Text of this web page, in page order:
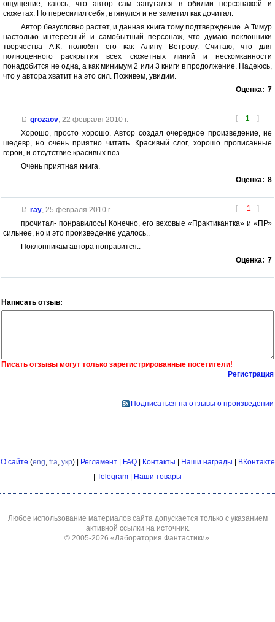
ощущение, каюсь, что автор сам запутался в обилии персонажей и
сюжетах. Но пересилил себя, втянулся и не заметил как дочитал.
Автор безусловно растет, и данная книга тому подтверждение. А Тимур
настолько интересный и самобытный персонаж, что думаю поклонники
творчества А.К. полюбят его как Алину Ветрову. Считаю, что для
полноценного раскрытия всех сюжетных линий и нескомканности
понадобится не одна, а как минимум 2 или 3 книги в продолжение. Надеюсь,
что у автора хватит на это сил. Поживем, увидим.
Оценка: 7
[ 1 ]
grozaov, 22 февраля 2010 г.
Хорошо, просто хорошо. Автор создал очередное произведение, не
шедевр, но очень приятно читать. Красивый слог, хорошо прописанные
герои, и отсутствие красивых поз.
Очень приятная книга.
Оценка: 8
[ -1 ]
ray, 25 февраля 2010 г.
прочитал- понравилось! Конечно, его веховые «Практикантка» и «ПР»
сильнее, но и это произведение удалось..
Поклонникам автора понравится..
Оценка: 7
Написать отзыв:
Писать отзывы могут только зарегистрированные посетители!
Регистрация
Подписаться на отзывы о произведении
О сайте (eng fra укр) | Регламент| FAQ| Контакты | Наши награды | ВКонтакте
| Telegram | Наши товары
Любое использование материалов сайта допускается только с указанием
активной ссылки на источник.
© 2005-2026 «Лаборатория Фантастики»